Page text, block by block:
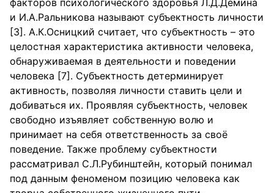
факторов психологического здоровья Л.Д.Демина
и И.А.Ральникова называют субъектность личности
[3]. А.К.Осницкий считает, что субъектность – это
целостная характеристика активности человека,
обнаруживаемая в деятельности и поведении
человека [7]. Субъектность детерминирует
активность, позволяя личности ставить цели и
добиваться их. Проявляя субъектность, человек
свободно изъявляет собственную волю и
принимает на себя ответственность за своё
поведение. Также проблему субъектности
рассматривал С.Л.Рубинштейн, который понимал
под данным феноменом позицию человека как